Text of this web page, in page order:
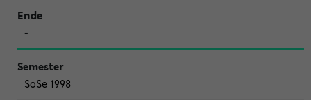
-
SoSe 1998